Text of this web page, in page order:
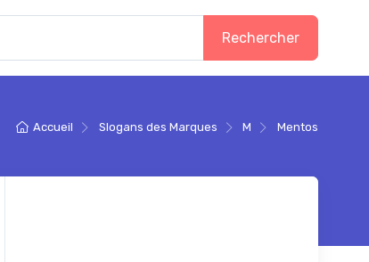
Rechercher
Accueil Slogans des Marques M Mentos